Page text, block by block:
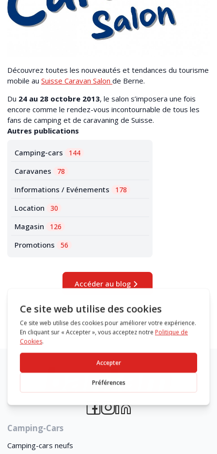
Découvrez toutes les nouveautés et tendances du tourisme
mobile au Suisse Caravan Salon de Berne.
Du 24 au 28 octobre 2013, le salon s’imposera une fois
encore comme le rendez-vous incontournable de tous les
fans de camping et de caravaning de Suisse.
Autres publications
Camping-cars 144
Caravanes 78
Informations / Evénements 178
Location 30
Magasin 126
Promotions 56
Accéder au blog
Camping-Cars
Camping-cars neufs